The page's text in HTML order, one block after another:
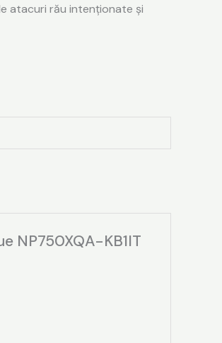
atacuri rău intenționate și
NP750XQA-KB1IT